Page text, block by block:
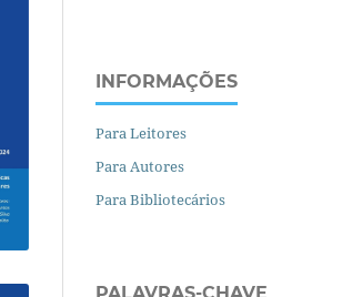
INFORMAÇÕES
Para Leitores
Para Autores
Para Bibliotecários